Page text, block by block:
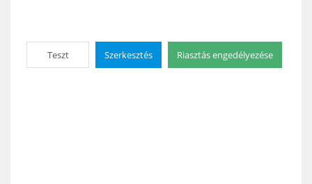
Teszt Szerkesztés Riasztás engedélyezése